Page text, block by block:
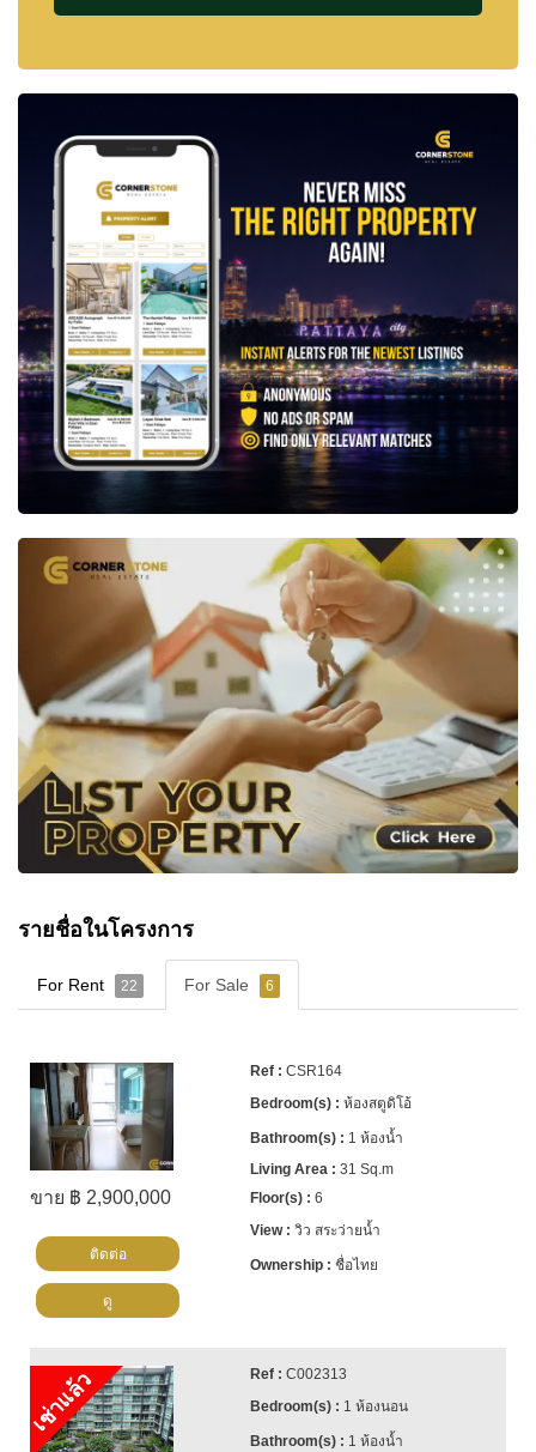
รายชื่อในโครงการ
For Rent 22 For Sale 6
ขาย ฿ 2,900,000
CSR164
ห้องสตูดิโอ้
1 ห้องน้ำ
31 Sq.m
6
วิว สระว่ายน้ำ
ชื่อไทย
ติดต่อ
ดู
เช่าแล้ว
C002313
1 ห้องนอน
1 ห้องน้ำ